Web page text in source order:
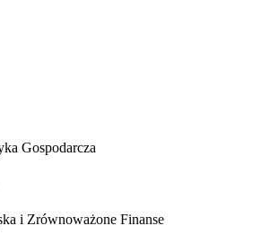
Gospodarcza
i Zrównoważone Finanse